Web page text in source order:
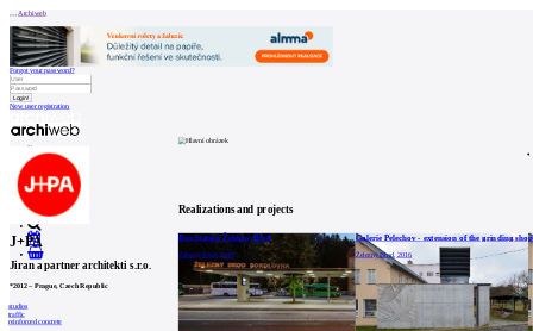
Archiweb
Forgot your password?
New user registration
News
Architects
Buildings
Job find165
cz
0
J+PA
Jiran a partner architekti s.r.o.
*2012– Prague, Czech Republic
studios
traffic
reinforced concrete
Realizations and projects
Bus Station Železný Brod
Železný Brod, 2016
Galerie Pelechov - extension of the grinding shop
Železný Brod, 2016